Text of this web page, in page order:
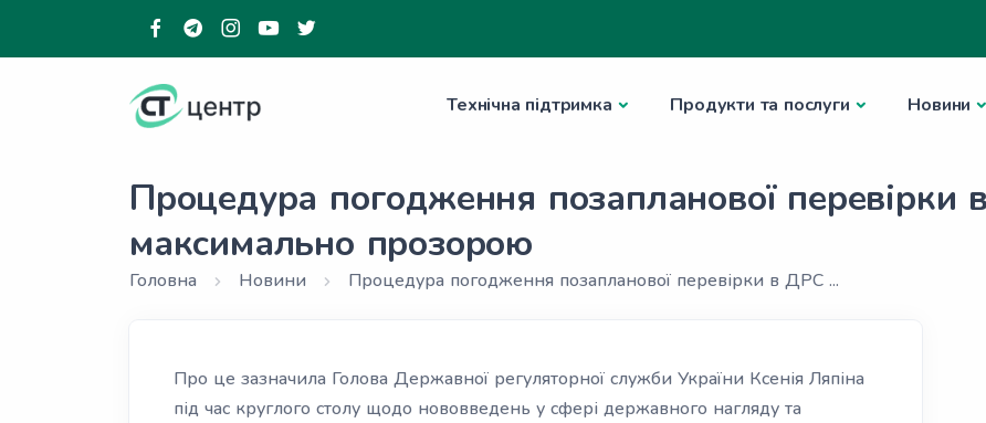
Технічна підтримка Продукти та послуги Новини
Процедура погодження позапланової
максимально прозорою
Головна Новини Процедура погодження позапланової перевірки в ДРС ...
Про це зазначила Голова Державної регуляторної служби України Ксенія Ляпіна
під час круглого столу щодо нововведень у сфері державного нагляду та